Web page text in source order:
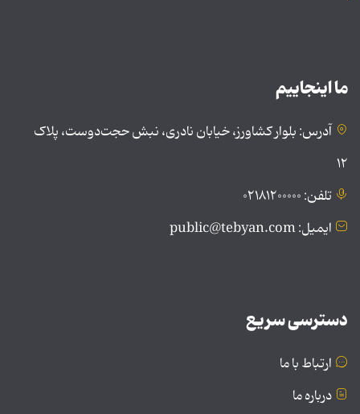
ما اینجاییم
آدرس: بلوار کشاورز، خیابان نادری، نبش حجت‌دوست، پلاک
۱۲
تلفن: ۰۲۱۸۱۲۰۰۰۰۰
ایمیل: public@tebyan.com
دسترسی سریع
ارتباط با ما
درباره ما